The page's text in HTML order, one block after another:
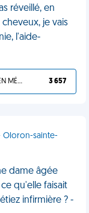
réveillé, en
je vais
l'aide-
TU L'AS BIEN MÉRITÉ 3 657
Oloron-sainte-
dame âgée
qu'elle faisait
infirmière ? -